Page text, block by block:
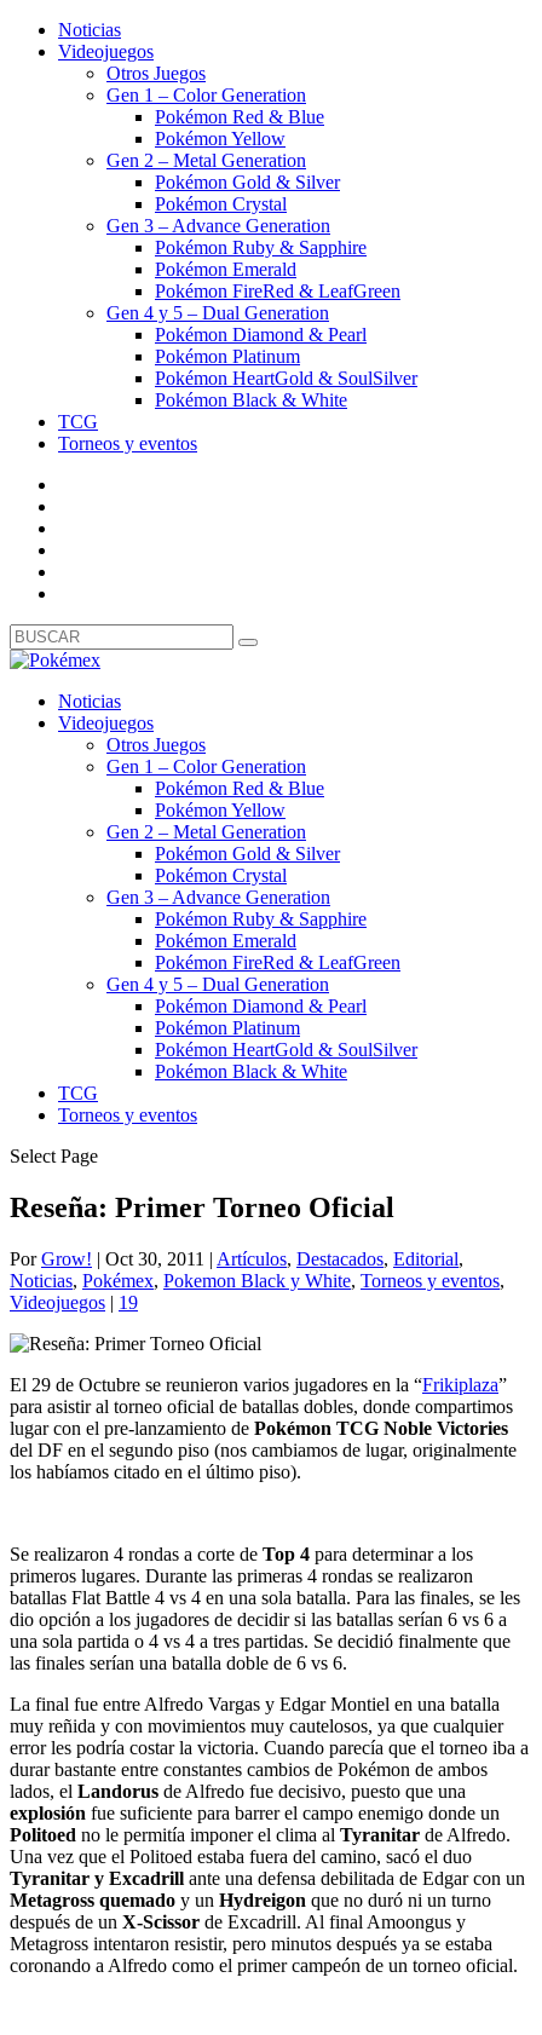
Noticias
Videojuegos
Otros Juegos
Gen 1 – Color Generation
Pokémon Red & Blue
Pokémon Yellow
Gen 2 – Metal Generation
Pokémon Gold & Silver
Pokémon Crystal
Gen 3 – Advance Generation
Pokémon Ruby & Sapphire
Pokémon Emerald
Pokémon FireRed & LeafGreen
Gen 4 y 5 – Dual Generation
Pokémon Diamond & Pearl
Pokémon Platinum
Pokémon HeartGold & SoulSilver
Pokémon Black & White
TCG
Torneos y eventos
Noticias
Videojuegos
Otros Juegos
Gen 1 – Color Generation
Pokémon Red & Blue
Pokémon Yellow
Gen 2 – Metal Generation
Pokémon Gold & Silver
Pokémon Crystal
Gen 3 – Advance Generation
Pokémon Ruby & Sapphire
Pokémon Emerald
Pokémon FireRed & LeafGreen
Gen 4 y 5 – Dual Generation
Pokémon Diamond & Pearl
Pokémon Platinum
Pokémon HeartGold & SoulSilver
Pokémon Black & White
TCG
Torneos y eventos
Select Page
Reseña: Primer Torneo Oficial
PorGrow! | Oct 30, 2011 | Artículos, Destacados, Editorial,
Noticias, Pokémex, Pokemon Black y White, Torneos y eventos,
Videojuegos | 19
El 29 de Octubre se reunieron varios jugadores en la “Frikiplaza”
para asistir al torneo oficial de batallas dobles, donde compartimos
lugar con el pre-lanzamiento de Pokémon TCG Noble Victories
del DF en el segundo piso (nos cambiamos de lugar, originalmente
los habíamos citado en el último piso).
Se realizaron 4 rondas a corte de Top 4 para determinar a los
primeros lugares. Durante las primeras 4 rondas se realizaron
batallas Flat Battle 4 vs 4 en una sola batalla. Para las finales, se les
dio opción a los jugadores de decidir si las batallas serían 6 vs 6 a
una sola partida o 4 vs 4 a tres partidas. Se decidió finalmente que
las finales serían una batalla doble de 6 vs 6.
La final fue entre Alfredo Vargas y Edgar Montiel en una batalla
muy reñida y con movimientos muy cautelosos, ya que cualquier
error les podría costar la victoria. Cuando parecía que el torneo iba a
durar bastante entre constantes cambios de Pokémon de ambos
lados, el Landorus de Alfredo fue decisivo, puesto que una
explosión fue suficiente para barrer el campo enemigo donde un
Politoed no le permitía imponer el clima al Tyranitar de Alfredo.
Una vez que el Politoed estaba fuera del camino, sacó el duo
Tyranitar y Excadrill ante una defensa debilitada de Edgar con un
Metagross quemado y un Hydreigon que no duró ni un turno
después de un X-Scissor de Excadrill. Al final Amoongus y
Metagross intentaron resistir, pero minutos después ya se estaba
coronando a Alfredo como el primer campeón de un torneo oficial.